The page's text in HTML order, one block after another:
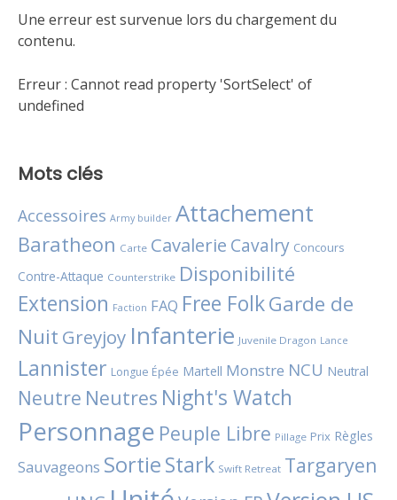
Une erreur est survenue lors du chargement du
contenu.
Erreur : Cannot read property 'SortSelect' of
undefined
Mots clés
Accessoires Army builder Attachement
Baratheon Carte Cavalerie Cavalry Concours
Contre-Attaque Counterstrike Disponibilité
Extension Faction FAQ Free FolkGarde de
Nuit Greyjoy Infanterie Juvenile Dragon Lance
Lannister Longue Épée Martell Monstre NCU Neutral
Neutre Neutres Night's Watch
Personnage Peuple Libre Pillage Prix Règles
Sauvageons SortieStark Swift Retreat Targaryen